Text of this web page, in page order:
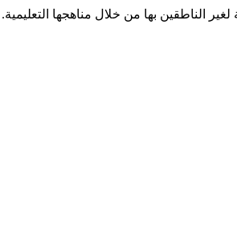
بها من خلال مناهجها التعليمية.